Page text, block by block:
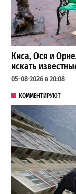
Киса, Ося и
искать
05-08-2026 в 20:08
КОММЕНТИРУЮТ